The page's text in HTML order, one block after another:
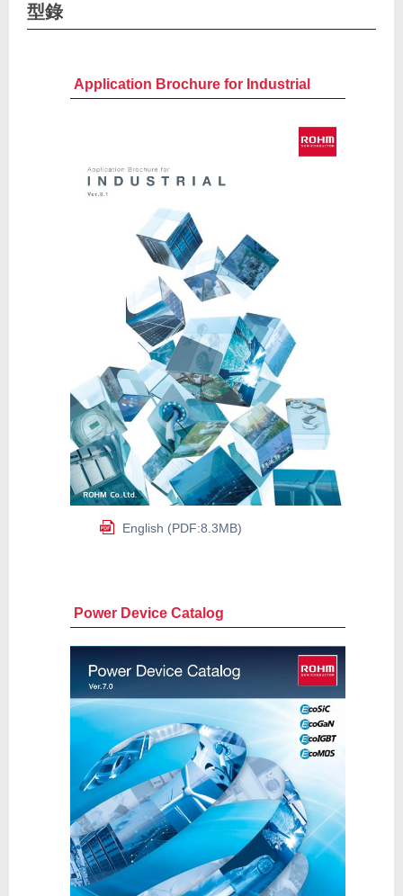
型錄
Application Brochure for Industrial
English (PDF:8.3MB)
Power Device Catalog